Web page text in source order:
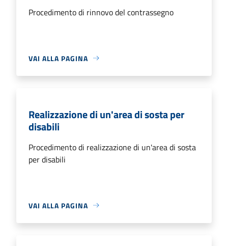
Procedimento di rinnovo del contrassegno
VAI ALLA PAGINA
Realizzazione di un'area di sosta per
disabili
Procedimento di realizzazione di un'area di sosta
per disabili
VAI ALLA PAGINA